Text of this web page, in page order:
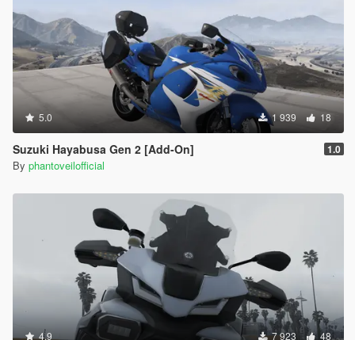
5.0 1 939 18
Suzuki Hayabusa Gen 2 [Add-On] 1.0
By phantoveilofficial
4.9 7 923 48